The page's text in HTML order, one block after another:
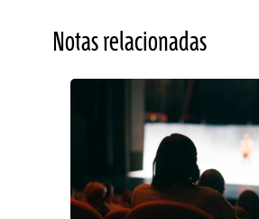
Notas relacionadas